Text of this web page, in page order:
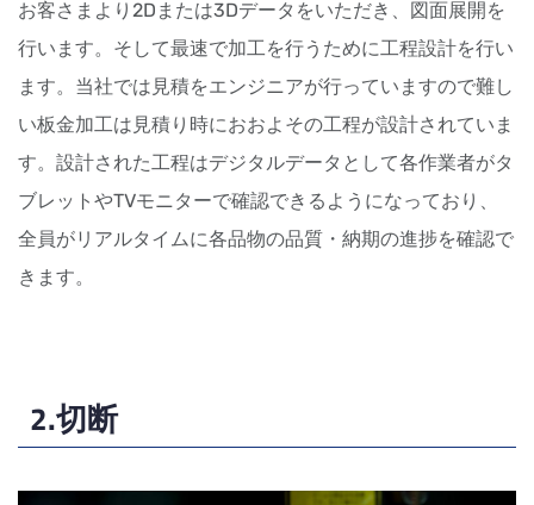
お客さまより2Dまたは3Dデータをいただき、図面展開を
行います。 そして最速で加工を行うために工程設計を行い
ます。当社では見積をエンジニアが行っていますので難し
い板金加工は見積り時におおよその工程が設計されていま
す。設計された工程はデジタルデータとして各作業者がタ
ブレットやTVモニターで確認できるようになっており、
全員がリアルタイムに各品物の品質・納期の進捗を確認で
きます。
2.切断